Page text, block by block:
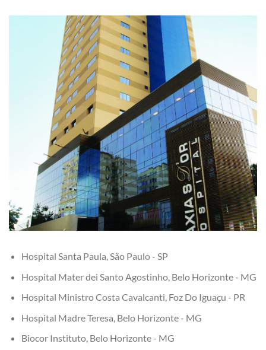
Hospital Santa Paula, São Paulo - SP
Hospital Mater dei Santo Agostinho, Belo Horizonte - MG
Hospital Ministro Costa Cavalcanti, Foz Do Iguaçu - PR
Hospital Madre Teresa, Belo Horizonte - MG
Biocor Instituto, Belo Horizonte - MG